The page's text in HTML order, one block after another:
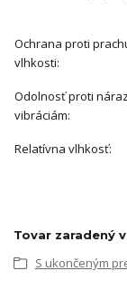
Ochrana proti
vlhkosti:
Odolnosť proti
vibráciám:
Relatívna vlhkosť:
Tovar zaradený
S ukončeným